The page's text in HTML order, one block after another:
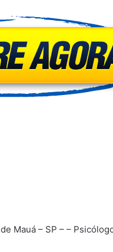
Mauá – SP – –